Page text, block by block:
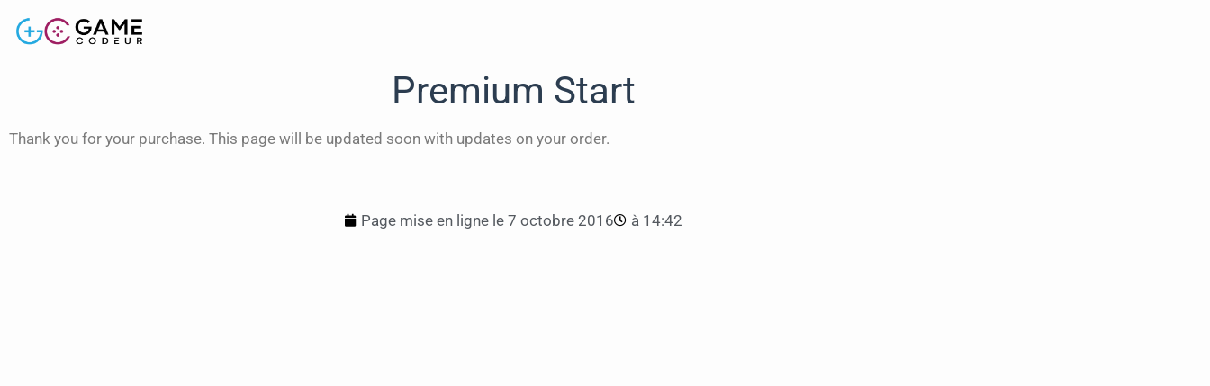
Premium Start
Thank you for your purchase. This page will be updated soon with updates on your order.
Page mise en ligne le 7 octobre 2016 à 14:42